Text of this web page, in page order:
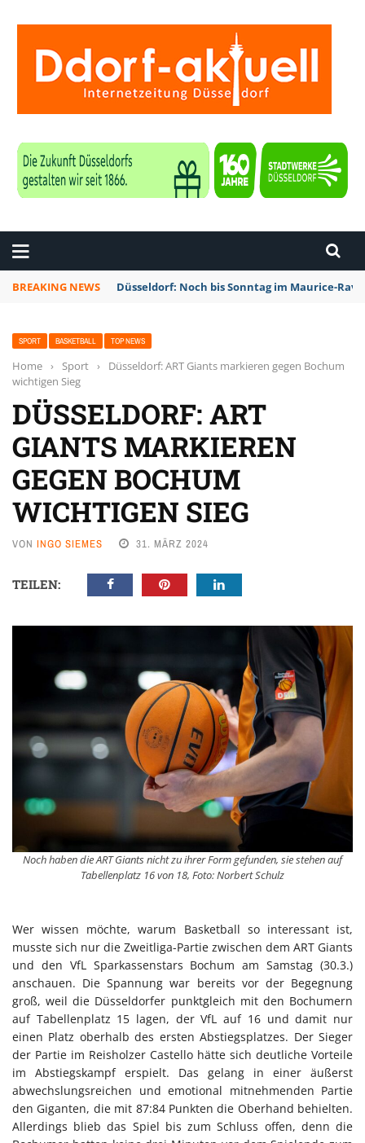
BREAKING NEWS Düsseldorf: Noch bis Sonntag im Maurice-
SPORT BASKETBALL TOP NEWS
Home › Sport ›
Düsseldorf: ART Giants markieren gegen Bochum
wichtigen Sieg
DÜSSELDORF: ART
GIANTS MARKIEREN
GEGEN BOCHUM
WICHTIGEN SIEG
VON INGO SIEMES 31. MÄRZ 2024
TEILEN:
Noch haben die ART Giants nicht zu ihrer Form gefunden, sie stehen auf
Tabellenplatz 16 von 18, Foto: Norbert Schulz
Wer wissen möchte, warum Basketball so interessant ist,
musste sich nur die Zweitliga-Partie zwischen dem ART Giants
und den VfL Sparkassenstars Bochum am Samstag (30.3.)
anschauen. Die Spannung war bereits vor der Begegnung
groß, weil die Düsseldorfer punktgleich mit den Bochumern
auf Tabellenplatz 15 lagen, der VfL auf 16 und damit nur
einen Platz oberhalb des ersten Abstiegsplatzes. Der Sieger
der Partie im Reisholzer Castello hätte sich deutliche Vorteile
im Abstiegskampf erspielt. Das gelang in einer äußerst
abwechslungsreichen und emotional mitnehmenden Partie
den Giganten, die mit 87:84 Punkten die Oberhand behielten.
Allerdings blieb das Spiel bis zum Schluss offen, denn die